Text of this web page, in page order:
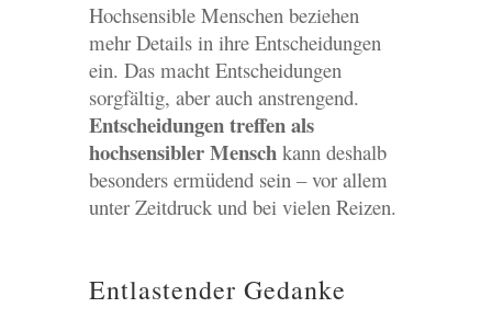
Hochsensible Menschen beziehen
mehr Details in ihre Entscheidungen
ein. Das macht Entscheidungen
sorgfältig, aber auch anstrengend.
Entscheidungen treffen als
hochsensibler Menschkann deshalb
besonders ermüdend sein – vor allem
unter Zeitdruck und bei vielen Reizen.
Entlastender Gedanke